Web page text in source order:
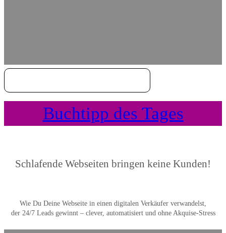
Buchtipp des Tages
Schlafende Webseiten bringen keine Kunden!
Wie Du Deine Webseite in einen digitalen Verkäufer verwandelst,
der 24/7 Leads gewinnt – clever, automatisiert und ohne Akquise-Stress